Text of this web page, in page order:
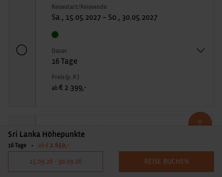
Reisestart/Reiseende
Sa., 15.05.2027 – So., 30.05.2027
Dauer
16 Tage
Preis (p. P.)
ab € 2.399,-
Di., 08.06.2027 – Mi., 23.06.2027
Dauer
Sri Lanka Höhepunkte
16 Tage • ab € 2.650,-
15.09.26 - 30.09.26 REISE BUCHEN